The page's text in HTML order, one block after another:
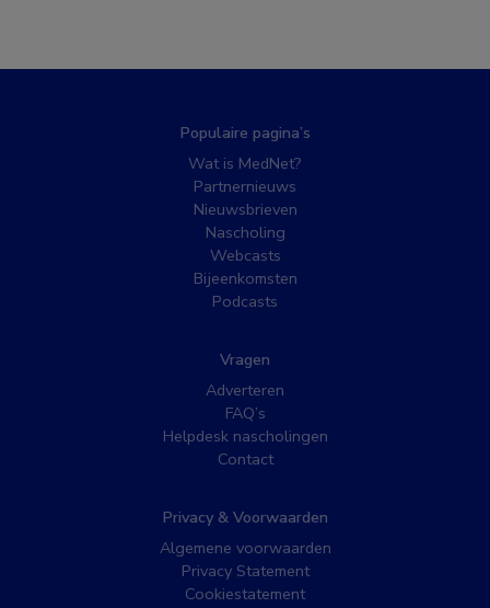
Populaire pagina’s
Wat is MedNet?
Partnernieuws
Nieuwsbrieven
Nascholing
Webcasts
Bijeenkomsten
Podcasts
Vragen
Adverteren
FAQ’s
Helpdesk nascholingen
Contact
Privacy & Voorwaarden
Algemene voorwaarden
Privacy Statement
Cookiestatement